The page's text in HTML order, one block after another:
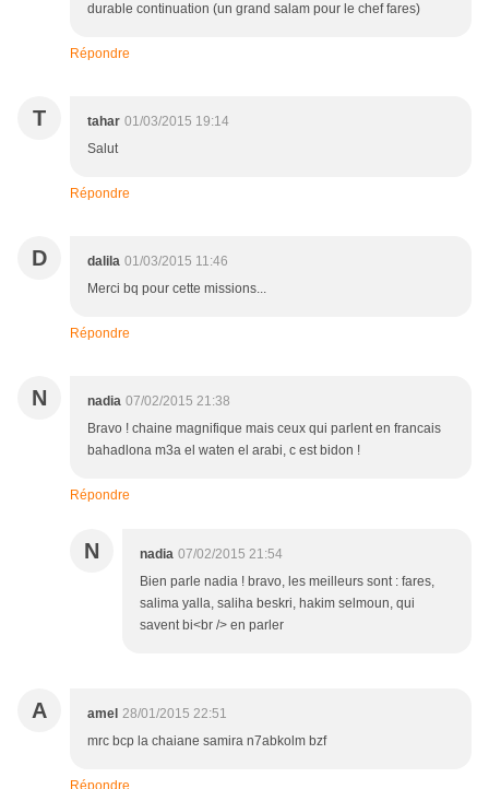
durable continuation (un grand salam pour le chef fares)
Répondre
T tahar 01/03/2015 19:14
Salut
Répondre
D dalila 01/03/2015 11:46
Merci bq pour cette missions...
Répondre
N nadia 07/02/2015 21:38
Bravo ! chaine magnifique mais ceux qui parlent en francais
bahadlona m3a el waten el arabi, c est bidon !
Répondre
N nadia 07/02/2015 21:54
Bien parle nadia ! bravo, les meilleurs sont : fares,
salima yalla, saliha beskri, hakim selmoun, qui
savent bi<br /> en parler
A amel 28/01/2015 22:51
mrc bcp la chaiane samira n7abkolm bzf
Répondre